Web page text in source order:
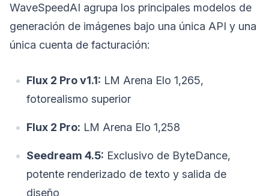
WaveSpeedAI agrupa los principales modelos de
generación de imágenes bajo una única API y una
única cuenta de facturación:
Flux 2 Pro v1.1: LM Arena Elo 1,265,
fotorealismo superior
Flux 2 Pro: LM Arena Elo 1,258
Seedream 4.5: Exclusivo de ByteDance,
potente renderizado de texto y salida de
diseño